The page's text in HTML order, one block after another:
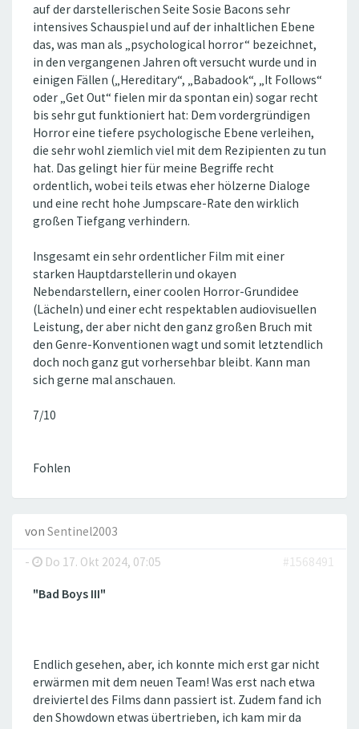
auf der darstellerischen Seite Sosie Bacons sehr
intensives Schauspiel und auf der inhaltlichen Ebene
das, was man als „psychological horror“ bezeichnet,
in den vergangenen Jahren oft versucht wurde und in
einigen Fällen („Hereditary“, „Babadook“, „It Follows“
oder „Get Out“ fielen mir da spontan ein) sogar recht
bis sehr gut funktioniert hat: Dem vordergründigen
Horror eine tiefere psychologische Ebene verleihen,
die sehr wohl ziemlich viel mit dem Rezipienten zu tun
hat. Das gelingt hier für meine Begriffe recht
ordentlich, wobei teils etwas eher hölzerne Dialoge
und eine recht hohe Jumpscare-Rate den wirklich
großen Tiefgang verhindern.
Insgesamt ein sehr ordentlicher Film mit einer
starken Hauptdarstellerin und okayen
Nebendarstellern, einer coolen Horror-Grundidee
(Lächeln) und einer echt respektablen audiovisuellen
Leistung, der aber nicht den ganz großen Bruch mit
den Genre-Konventionen wagt und somit letztendlich
doch noch ganz gut vorhersehbar bleibt. Kann man
sich gerne mal anschauen.
7/10
Fohlen
von Sentinel2003
-
Do 17. Okt 2024, 07:05 #1568491
"Bad Boys III"
Endlich gesehen, aber, ich konnte mich erst gar nicht
erwärmen mit dem neuen Team! Was erst nach etwa
dreiviertel des Films dann passiert ist. Zudem fand ich
den Showdown etwas übertrieben, ich kam mir da